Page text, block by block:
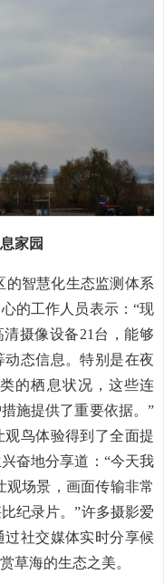
家园
的智慧化生态监测体系
的工作人员表示：“现
摄像设备21台，能够
态信息。特别是在夜
的栖息状况，这些连
施提供了重要依据。”
鸟体验得到了全面提
奋地分享道：“今天我
观场景，画面传输非常
纪录片。”许多摄影爱
社交媒体实时分享候
草海的生态之美。